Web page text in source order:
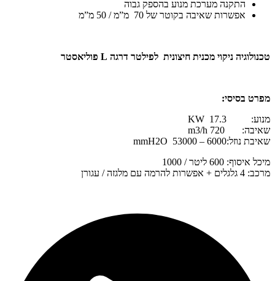
התקנה מערכת מנוע בהספק גבוה
אפשרות שאיבה בקוטר של 70 מ”מ / 50 מ”מ
טכנולוגיה ניקוי מכנית חיצונית לפילטר דרגה L פוליאסטר
מפרט בסיסי:
מנוע: 17.3 KW
שאיבה: 720 m3/h
שאיבת נוזל:6000 – 53000 mmH2O
מיכל איסוף: 600 ליטר / 1000
מרכב: 4 גלגלים + אפשרות להרמה עם מלגזה / עגורן